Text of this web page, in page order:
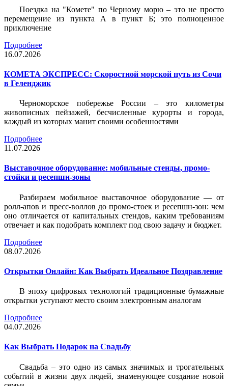
Поездка на "Комете" по Черному морю – это не просто
перемещение из пункта А в пункт Б; это полноценное
приключение
Подробнее
16.07.2026
КОМЕТА ЭКСПРЕСС: Скоростной морской путь из Сочи
в Геленджик
Черноморское побережье России – это километры
живописных пейзажей, бесчисленные курорты и города,
каждый из которых манит своими особенностями
Подробнее
11.07.2026
Выставочное оборудование: мобильные стенды, промо-
стойки и ресепшн-зоны
Разбираем мобильное выставочное оборудование — от
ролл-апов и пресс-воллов до промо-стоек и ресепшн-зон: чем
оно отличается от капитальных стендов, каким требованиям
отвечает и как подобрать комплект под свою задачу и бюджет.
Подробнее
08.07.2026
Открытки Онлайн: Как Выбрать Идеальное Поздравление
В эпоху цифровых технологий традиционные бумажные
открытки уступают место своим электронным аналогам
Подробнее
04.07.2026
Как Выбрать Подарок на Свадьбу
Свадьба – это одно из самых значимых и трогательных
событий в жизни двух людей, знаменующее создание новой